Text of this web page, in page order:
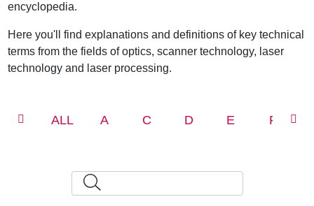
encyclopedia.
Here you'll find explanations and definitions of key technical
terms from the fields of optics, scanner technology, laser
technology and laser processing.
ALL A C D E F